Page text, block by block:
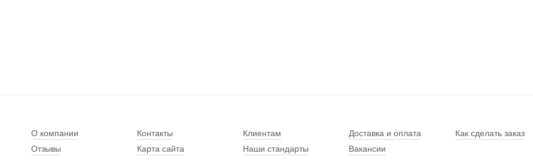
О компании Контакты Клиентам Доставка и оплата Как сделать заказ
Отзывы
Карта сайта Наши стандарты Вакансии